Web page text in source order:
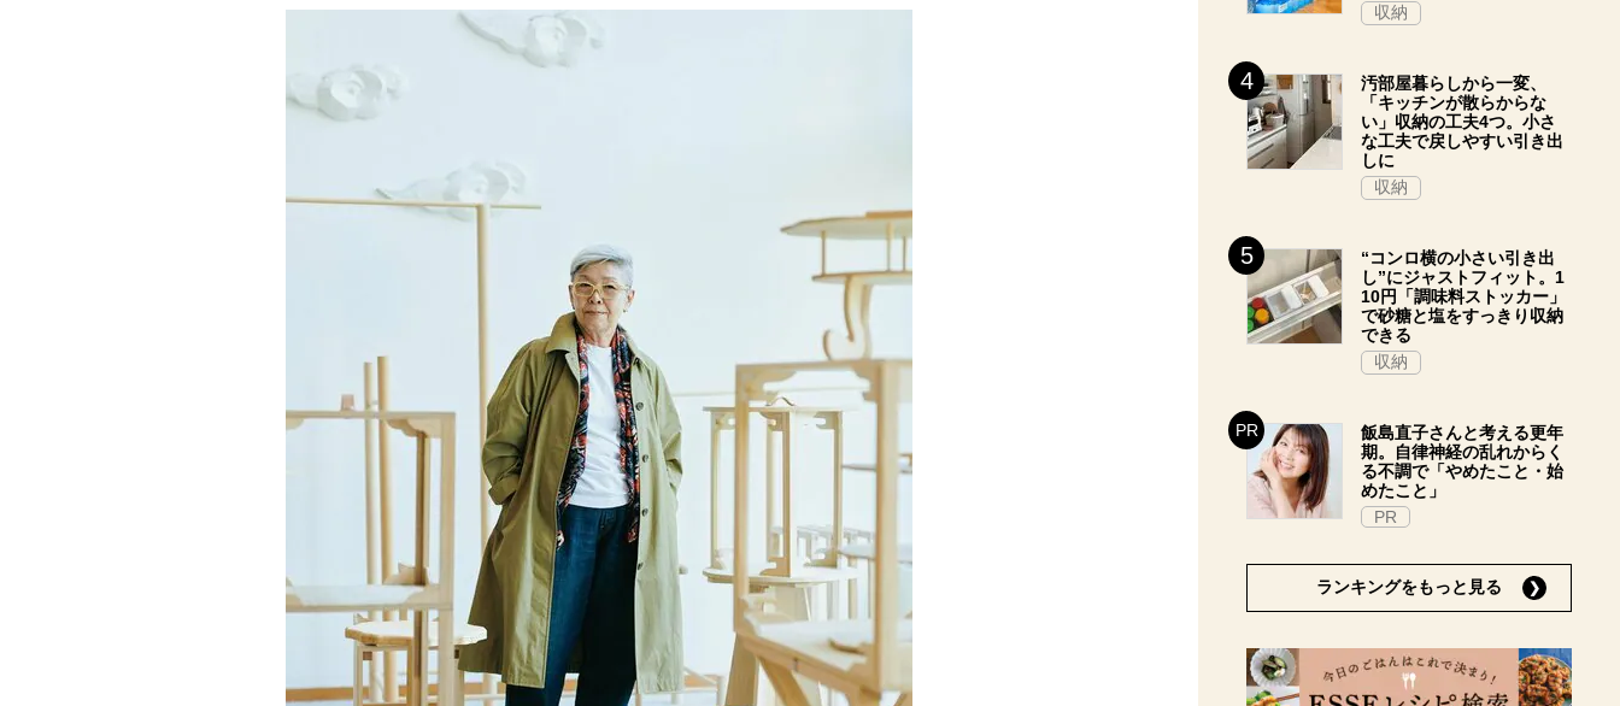
収納
汚部屋暮らしから一変、
「キッチンが散らからな
い」収納の工夫4つ。小さ
な工夫で戻しやすい引き出
しに
収納
“コンロ横の小さい引き出
し”にジャストフィット。1
10円「調味料ストッカー」
で砂糖と塩をすっきり収納
できる
収納
飯島直子さんと考える更年
期。自律神経の乱れからく
る不調で「やめたこと・始
めたこと」
PR
ランキングをもっと見る